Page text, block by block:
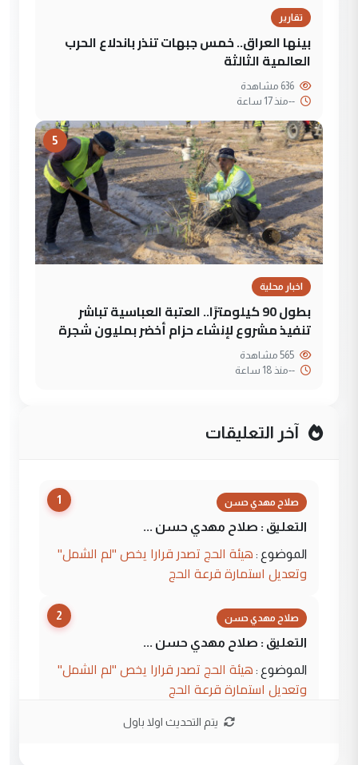
تقارير
بينها العراق.. خمس جبهات تنذر باندلاع الحرب
العالمية الثالثة
--منذ 17 ساعة
5
اخبار محلية
بطول 90 كيلومترًا.. العتبة العباسية تباشر
تنفيذ مشروع لإنشاء حزام أخضر بمليون شجرة
--منذ 18 ساعة
آخر التعليقات
1 صلاح مهدي حسن
التعليق : صلاح مهدي حسن ...
الموضوع : هيئة الحج تصدر قرارا يخص "لم الشمل"
وتعديل استمارة قرعة الحج
2 صلاح مهدي حسن
التعليق : صلاح مهدي حسن ...
الموضوع : هيئة الحج تصدر قرارا يخص "لم الشمل"
وتعديل استمارة قرعة الحج
يتم التحديث اولا باول